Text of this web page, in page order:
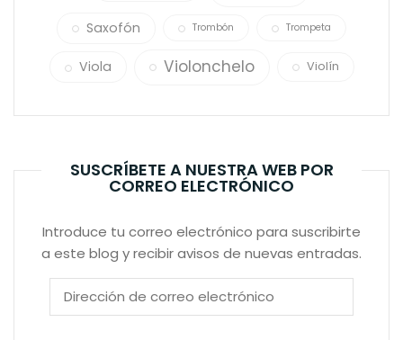
Saxofón Trombón Trompeta
Viola Violonchelo Violín
SUSCRÍBETE A NUESTRA WEB POR
CORREO ELECTRÓNICO
Introduce tu correo electrónico para suscribirte
a este blog y recibir avisos de nuevas entradas.
Dirección